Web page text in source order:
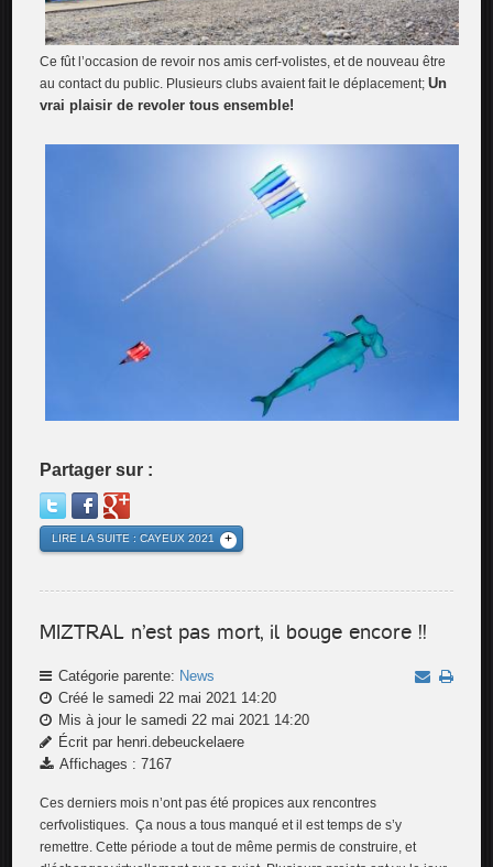
Ce fût l’occasion de revoir nos amis cerf-volistes, et de nouveau être
au contact du public. Plusieurs clubs avaient fait le déplacement;Un
vrai plaisir de revoler tous ensemble!
Partager sur :
LIRE LA SUITE : CAYEUX 2021
MIZTRAL n’est pas mort, il bouge encore !!
Catégorie parente: News
Créé le samedi 22 mai 2021 14:20
Mis à jour le samedi 22 mai 2021 14:20
Écrit par henri.debeuckelaere
Affichages : 7167
Ces derniers mois n’ont pas été propices aux rencontres
cerfvolistiques. Ça nous a tous manqué et il est temps de s’y
remettre. Cette période a tout de même permis de construire, et